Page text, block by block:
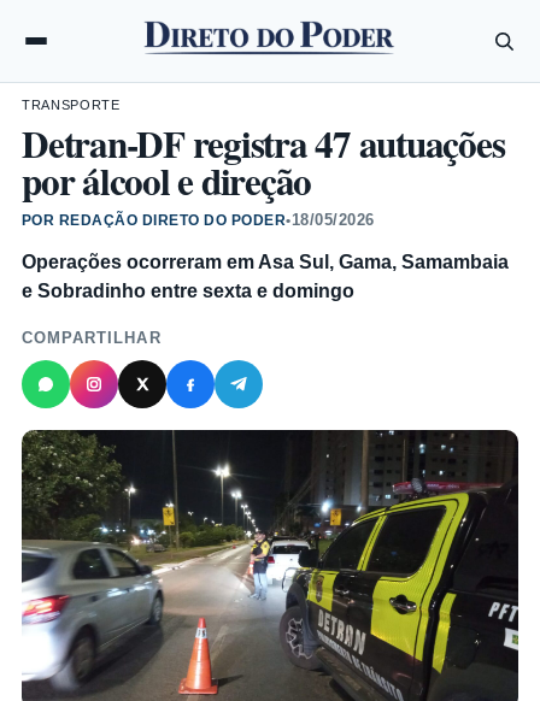
TRANSPORTE
Detran-DF registra 47 autuações
por álcool e direção
POR REDAÇÃO DIRETO DO PODER•18/05/2026
Operações ocorreram em Asa Sul, Gama, Samambaia
e Sobradinho entre sexta e domingo
COMPARTILHAR